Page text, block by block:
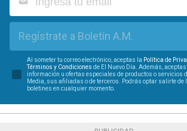
Regístrate a Boletín A.M.
Al someter tu correo electrónico, aceptas la Política de
Términos y Condiciones de El Nuevo Día. Además,
información u ofertas especiales de productos o servicios
Media, sus afiliadas o de terceros. Podrás optar salirte de
boletines en cualquier momento.